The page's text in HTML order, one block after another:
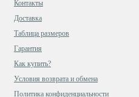
Контакты
Доставка
Таблица размеров
Гарантия
Как купить?
Условия возврата и обмена
Политика конфиденциальности